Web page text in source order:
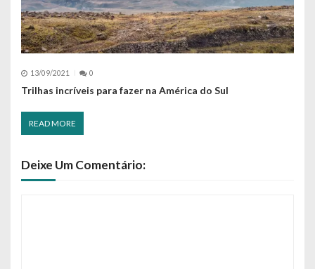
13/09/2021 0
Trilhas incríveis para fazer na América do Sul
READ MORE
Deixe Um Comentário: